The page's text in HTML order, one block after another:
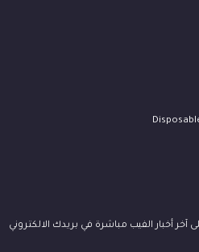
أخبار الفيب مباشرة في بريدك الالكتروني